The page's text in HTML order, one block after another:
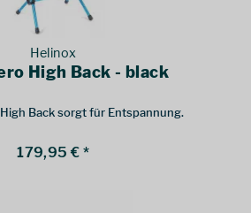
Helinox
High Back - black
Back sorgt für Entspannung.
179,95 € *